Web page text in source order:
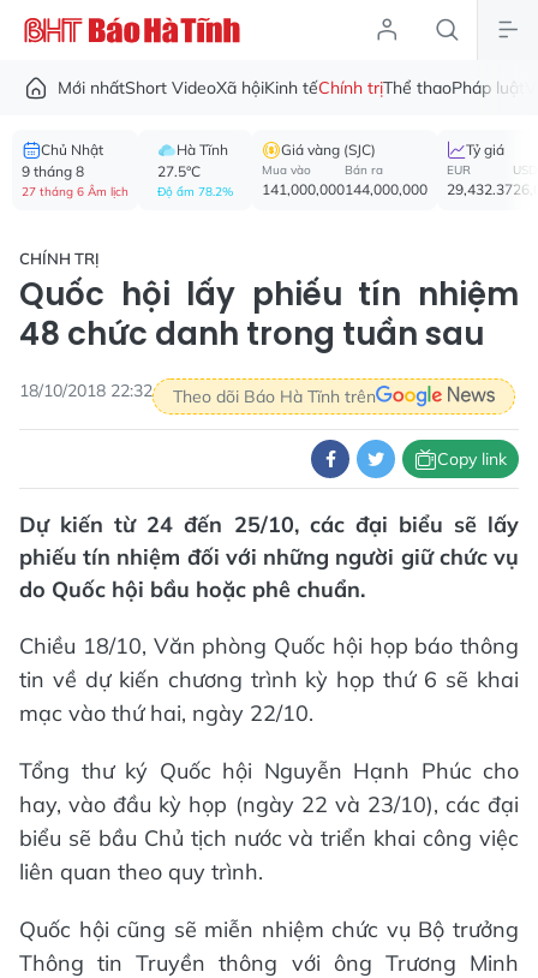
Mới nhấtShort VideoXã hộiKinh tếChính trịThể thaoPháp luật
Chủ Nhật
9 tháng 8
27 tháng 6 Âm lịch
Hà Tĩnh
27.5°C
Độ ẩm 78.2%
Giá vàng (SJC)
Mua vào
141,000,000
Bán ra
144,000,000
Tỷ giá
EUR
29,432.37
USD
CHÍNH TRỊ
Quốc hội lấy phiếu tín nhiệm
48 chức danh trong tuần sau
18/10/2018 22:32 Theo dõi Báo Hà Tĩnh trên
Copy link
Dự kiến từ 24 đến 25/10, các đại biểu sẽ lấy
phiếu tín nhiệm đối với những người giữ chức vụ
do Quốc hội bầu hoặc phê chuẩn.
Chiều 18/10, Văn phòng Quốc hội họp báo thông
tin về dự kiến chương trình kỳ họp thứ 6 sẽ khai
mạc vào thứ hai, ngày 22/10.
Tổng thư ký Quốc hội Nguyễn Hạnh Phúc cho
hay, vào đầu kỳ họp (ngày 22 và 23/10), các đại
biểu sẽ bầu Chủ tịch nước và triển khai công việc
liên quan theo quy trình.
Quốc hội cũng sẽ miễn nhiệm chức vụ Bộ trưởng
Thông tin Truyền thông với ông Trương Minh